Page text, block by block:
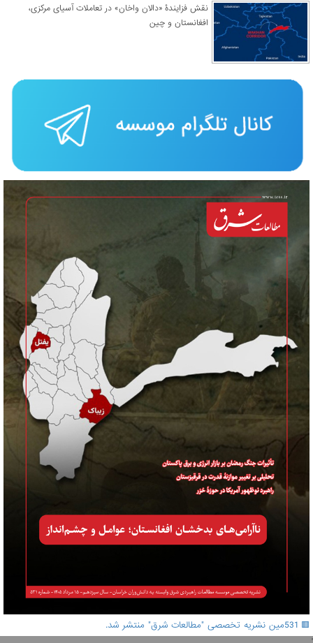
نقش فزایندۀ «دالان واخان» در تعاملات آسیای مرکزی،
افغانستان و چین
🟥 531مین نشریه تخصصی "مطالعات شرق" منتشر شد.